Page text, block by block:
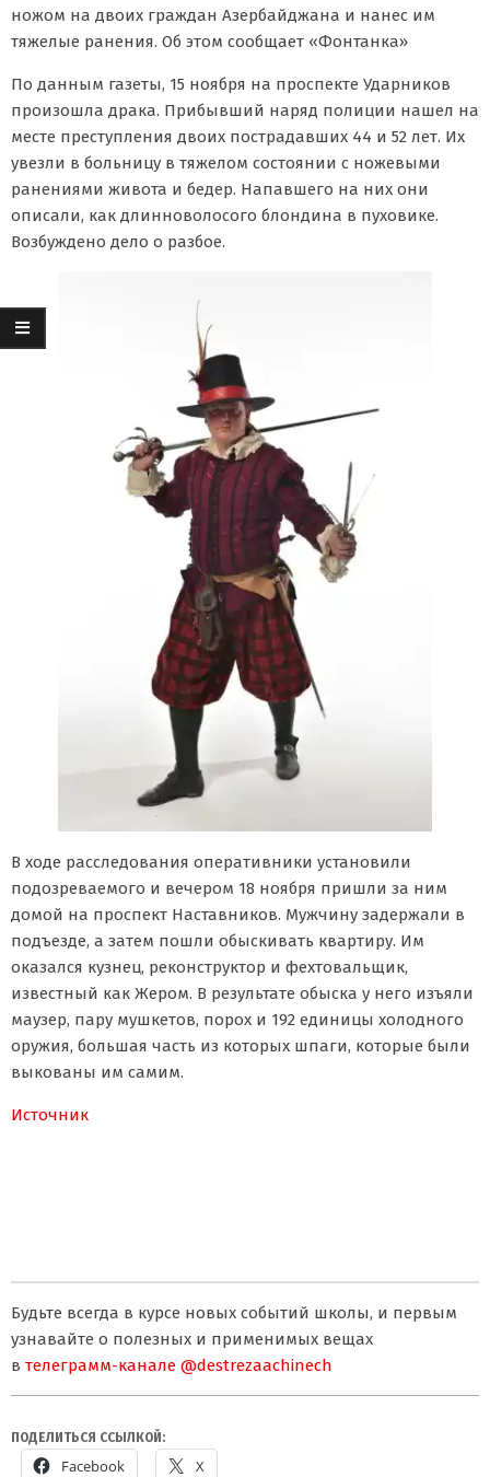
ножом на двоих граждан Азербайджана и нанес им
тяжелые ранения. Об этом сообщает «Фонтанка»
По данным газеты, 15 ноября на проспекте Ударников
произошла драка. Прибывший наряд полиции нашел на
месте преступления двоих пострадавших 44 и 52 лет. Их
увезли в больницу в тяжелом состоянии с ножевыми
ранениями живота и бедер. Напавшего на них они
описали, как длинноволосого блондина в пуховике.
Возбуждено дело о разбое.
В ходе расследования оперативники установили
подозреваемого и вечером 18 ноября пришли за ним
домой на проспект Наставников. Мужчину задержали в
подъезде, а затем пошли обыскивать квартиру. Им
оказался кузнец, реконструктор и фехтовальщик,
известный как Жером. В результате обыска у него изъяли
маузер, пару мушкетов, порох и 192 единицы холодного
оружия, большая часть из которых шпаги, которые были
выкованы им самим.
Источник
Будьте всегда в курсе новых событий школы, и первым
узнавайте о полезных и применимых вещах
в телеграмм-канале @destrezaachinech
ПОДЕЛИТЬСЯ ССЫЛКОЙ:
Facebook X